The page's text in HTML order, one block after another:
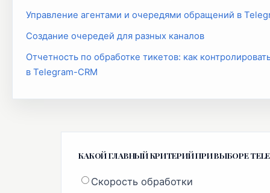
Управление агентами и очередями обращений в
Создание очередей для разных каналов
Отчетность по обработке тикетов: как
в Telegram-CRM
КАКОЙ ГЛАВНЫЙ КРИТЕРИЙ ПРИ ВЫБОРЕ
Скорость обработки